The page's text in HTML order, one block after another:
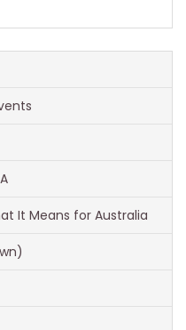
It Means for Australia